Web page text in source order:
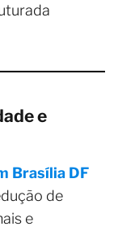
e
Brasília DF
de
e